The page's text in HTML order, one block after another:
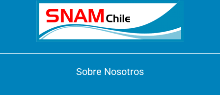
Sobre Nosotros